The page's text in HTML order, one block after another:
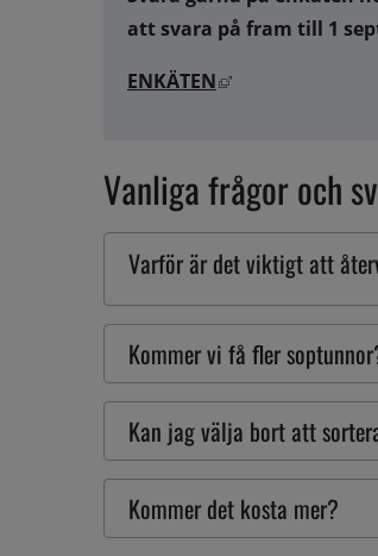
att svara på fram till 1
ENKÄTEN Länk till annan
Vanliga frågor och
Varför är det viktigt att
Kommer vi få fler
Kan jag välja bort att
Kommer det kosta mer?